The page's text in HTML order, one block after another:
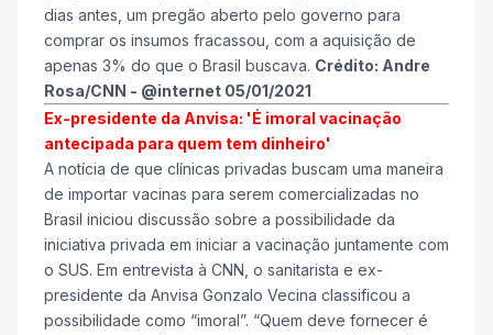
dias antes, um pregão aberto pelo governo para
comprar os insumos fracassou, com a aquisição de
apenas 3% do que o Brasil buscava. Crédito: Andre
Rosa/CNN - @internet 05/01/2021
Ex-presidente da Anvisa: 'É imoral vacinação
antecipada para quem tem dinheiro'
A notícia de que clínicas privadas buscam uma maneira
de importar vacinas para serem comercializadas no
Brasil iniciou discussão sobre a possibilidade da
iniciativa privada em iniciar a vacinação juntamente com
o SUS. Em entrevista à CNN, o sanitarista e ex-
presidente da Anvisa Gonzalo Vecina classificou a
possibilidade como “imoral”. “Quem deve fornecer é